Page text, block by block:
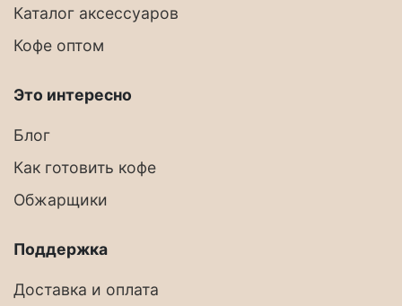
Каталог аксессуаров
Кофе оптом
Это интересно
Блог
Как готовить кофе
Обжарщики
Поддержка
Доставка и оплата